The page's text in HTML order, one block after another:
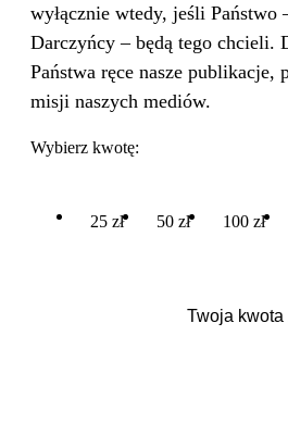
wyłącznie wtedy, jeśli
Darczyńcy – będą tego chcieli.
Państwa ręce nasze publikacje,
misji naszych mediów.
Wybierz kwotę:
25 zł 50 zł 100 zł